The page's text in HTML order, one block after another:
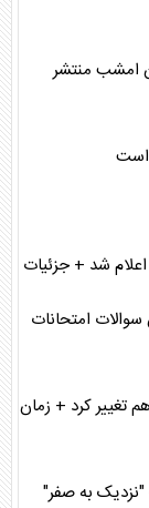
امشب منتشر
است
امتحانات
تغییر کرد + زمان
"نزدیک به صفر"